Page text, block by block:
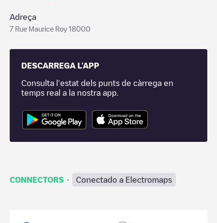
Adreça
7 Rue Maurice Roy 18000
DESCARREGA L'APP
Consulta l'estat dels punts de càrrega en
temps real a la nostra app.
CONNECTORS · Conectado a Electromaps